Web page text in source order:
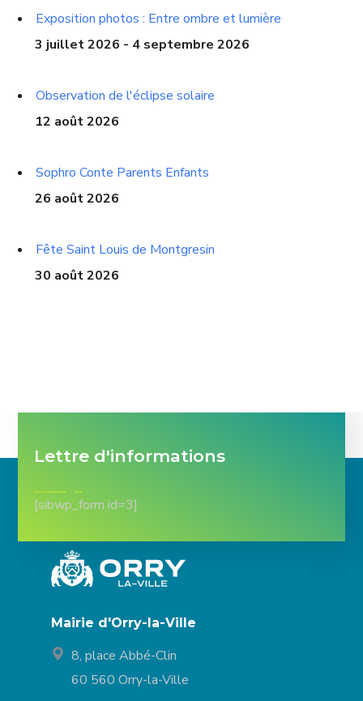
Exposition photos : Entre ombre et lumière
3 juillet 2026 - 4 septembre 2026
Observation de l'éclipse solaire
12 août 2026
Sophro Conte Parents Enfants
26 août 2026
Fête Saint Louis de Montgresin
30 août 2026
Lettre d'informations
[sibwp_form id=3]
Mairie d'Orry-la-Ville
8, place Abbé-Clin
60 560 Orry-la-Ville